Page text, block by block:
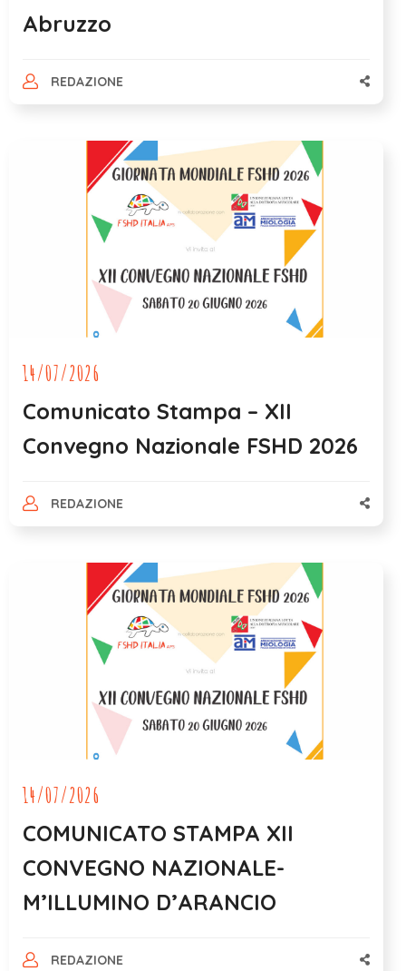
Abruzzo
REDAZIONE
14/07/2026
Comunicato Stampa – XII
Convegno Nazionale FSHD 2026
REDAZIONE
14/07/2026
COMUNICATO STAMPA XII
CONVEGNO NAZIONALE-
M’ILLUMINO D’ARANCIO
REDAZIONE